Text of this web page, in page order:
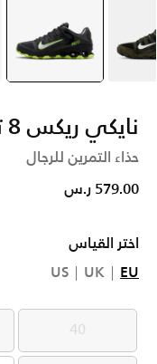
أخضر selected
أسود
نايكي ريكس 8 تي ار
حذاء التمرين للرجال
579.00 ر.س
اختر القياس
EU
UK
US
40
40